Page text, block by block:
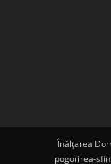
Înălțarea
pogorirea-